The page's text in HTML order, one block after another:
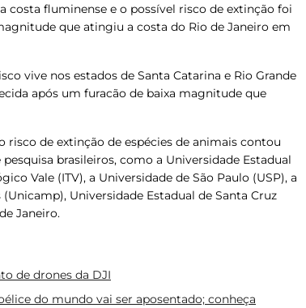
costa fluminense e o possível risco de extinção foi
que atingiu a costa do Rio de Janeiro em
vive nos estados de Santa Catarina e Rio Grande
após um furacão de baixa magnitude que
risco de extinção de espécies de animais contou
brasileiros, como a Universidade Estadual
Vale (ITV), a Universidade de São Paulo (USP), a
Universidade Estadual de Santa Cruz
Janeiro.
de drones da DJI
do mundo vai ser aposentado; conheça